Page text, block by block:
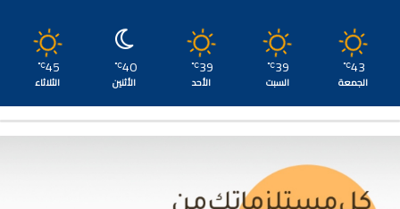
43
℃
الجمعة
39
℃
السبت
39
℃
الأحد
40
℃
الأثنين
45
℃
الثلاثاء